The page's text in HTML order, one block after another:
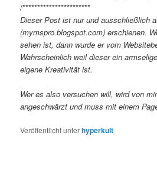
/***********************
Dieser Post ist nur und ausschließlich
(mymspro.blogspot.com) erschienen.
sehen ist, dann wurde er vom
Wahrscheinlich weil dieser ein
eigene Kreativität ist.
Wer es also versuchen will, wird von
angeschwärzt und muss mit einem
Veröffentlicht unterhyperkult